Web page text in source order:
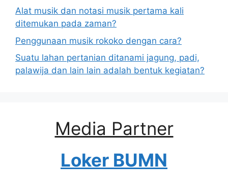
Alat musik dan notasi musik pertama kali
ditemukan pada zaman?
Penggunaan musik rokoko dengan cara?
Suatu lahan pertanian ditanami jagung, padi,
palawija dan lain lain adalah bentuk kegiatan?
Media Partner
Loker BUMN